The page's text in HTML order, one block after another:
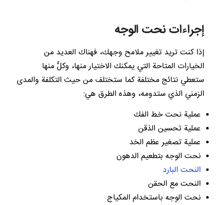
إجراءات نحت الوجه
إذا كنت تريد تغيير ملامح وجهك، فهناك العديد من
الخيارات المتاحة التي يمكنك الاختيار منها، وكلٌّ منها
ستعطي نتائج مختلفة كما ستختلف من حيث التكلفة والمدى
الزمني الذي ستدومه، وهذه الطرق هي:
عملية نحت خط الفك
عملية تحسين الذقن
عملية تصغير عظم الخد
نحت الوجه بتطعيم الدهون
النحت البارد
النحت مع الحقن
نحت الوجه باستخدام المكياج